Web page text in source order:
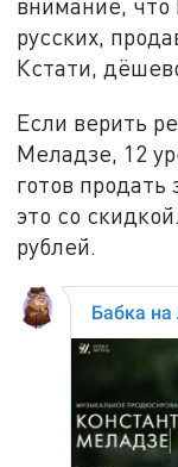
внимание, что
русских,
Кстати,
Если верить
Меладзе, 12
готов
это со
рублей.